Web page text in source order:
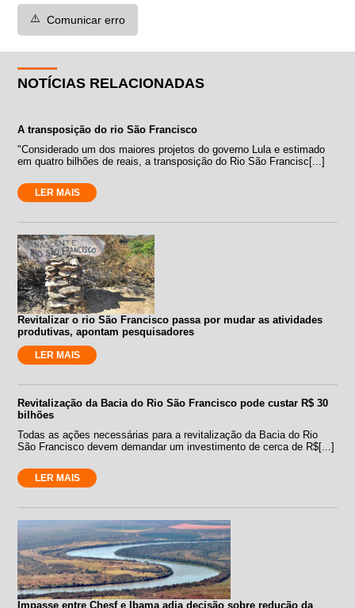
⚠️ Comunicar erro
NOTÍCIAS RELACIONADAS
A transposição do rio São Francisco
"Considerado um dos maiores projetos do governo Lula e estimado
em quatro bilhões de reais, a transposição do Rio São Francisc[...]
LER MAIS
Revitalizar o rio São Francisco passa por mudar as atividades
produtivas, apontam pesquisadores
LER MAIS
Revitalização da Bacia do Rio São Francisco pode custar R$ 30
bilhões
Todas as ações necessárias para a revitalização da Bacia do Rio
São Francisco devem demandar um investimento de cerca de R$[...]
LER MAIS
Impasse entre Chesf e Ibama adia decisão sobre redução da